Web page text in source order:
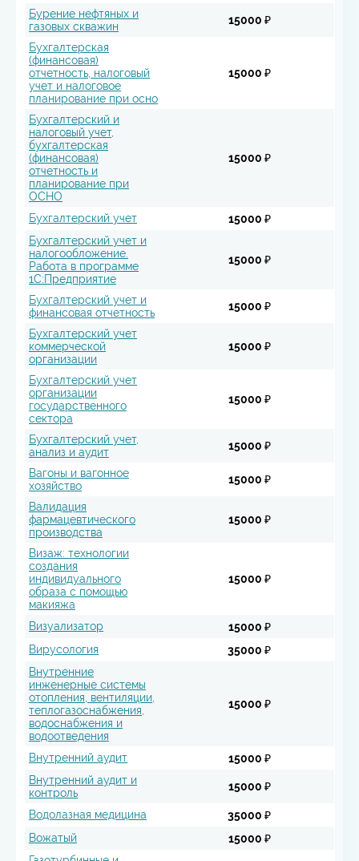
Бурение нефтяных и
газовых скважин
15000 ₽
Бухгалтерская
(финансовая)
отчетность, налоговый
учет и налоговое
планирование при осно
15000 ₽
Бухгалтерский и
налоговый учет,
бухгалтерская
(финансовая)
отчетность и
планирование при
ОСНО
15000 ₽
Бухгалтерский учет
15000 ₽
Бухгалтерский учет и
налогообложение.
Работа в программе
1С:Предприятие
15000 ₽
Бухгалтерский учет и
финансовая отчетность
15000 ₽
Бухгалтерский учет
коммерческой
организации
15000 ₽
Бухгалтерский учет
организации
государственного
сектора
15000 ₽
Бухгалтерский учет,
анализ и аудит
15000 ₽
Вагоны и вагонное
хозяйство
15000 ₽
Валидация
фармацевтического
производства
15000 ₽
Визаж: технологии
создания
индивидуального
образа с помощью
макияжа
15000 ₽
Визуализатор
15000 ₽
Вирусология
35000 ₽
Внутренние
инженерные системы
отопления, вентиляции,
теплогазоснабжения,
водоснабжения и
водоотведения
15000 ₽
Внутренний аудит
15000 ₽
Внутренний аудит и
контроль
15000 ₽
Водолазная медицина
35000 ₽
Вожатый
15000 ₽